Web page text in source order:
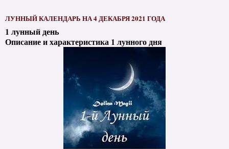
ЛУННЫЙ КАЛЕНДАРЬ НА 4 ДЕКАБРЯ 2021 ГОДА
1 лунный день
Описание и характеристика 1 лунного дня